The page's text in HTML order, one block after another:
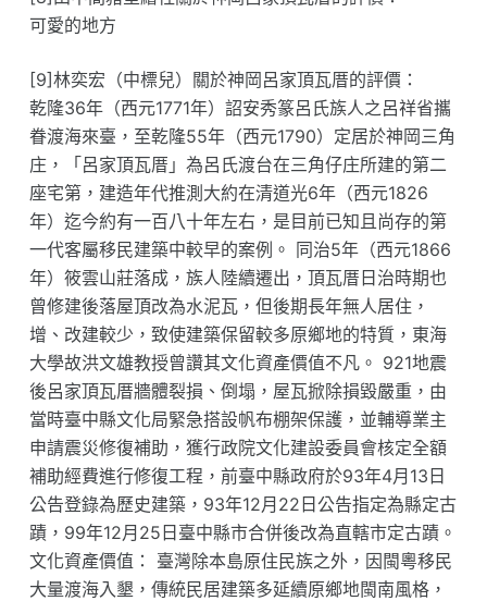
可愛的地方
[9]林奕宏（中標兒）關於神岡呂家頂瓦厝的評價：
乾隆36年（西元1771年）詔安秀篆呂氏族人之呂祥省攜
眷渡海來臺，至乾隆55年（西元1790）定居於神岡三角
庄，「呂家頂瓦厝」為呂氏渡台在三角仔庄所建的第二
座宅第，建造年代推測大約在清道光6年（西元1826
年）迄今約有一百八十年左右，是目前已知且尚存的第
一代客屬移民建築中較早的案例。 同治5年（西元1866
年）筱雲山莊落成，族人陸續遷出，頂瓦厝日治時期也
曾修建後落屋頂改為水泥瓦，但後期長年無人居住，
增、改建較少，致使建築保留較多原鄉地的特質，東海
大學故洪文雄教授曾讚其文化資產價值不凡。 921地震
後呂家頂瓦厝牆體裂損、倒塌，屋瓦掀除損毀嚴重，由
當時臺中縣文化局緊急搭設帆布棚架保護，並輔導業主
申請震災修復補助，獲行政院文化建設委員會核定全額
補助經費進行修復工程，前臺中縣政府於93年4月13日
公告登錄為歷史建築，93年12月22日公告指定為縣定古
蹟，99年12月25日臺中縣市合併後改為直轄市定古蹟。
文化資產價值： 臺灣除本島原住民族之外，因閩粵移民
大量渡海入墾，傳統民居建築多延續原鄉地閩南風格，